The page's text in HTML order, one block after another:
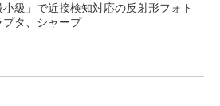
小級」で近接検知対応の反射形フォト
プタ、シャープ